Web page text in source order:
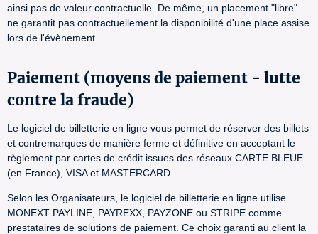
ainsi pas de valeur contractuelle. De même, un placement "libre"
ne garantit pas contractuellement la disponibilité d'une place assise
lors de l'évènement.
Paiement (moyens de paiement - lutte
contre la fraude)
Le logiciel de billetterie en ligne vous permet de réserver des billets
et contremarques de manière ferme et définitive en acceptant le
règlement par cartes de crédit issues des réseaux CARTE BLEUE
(en France), VISA et MASTERCARD.
Selon les Organisateurs, le logiciel de billetterie en ligne utilise
MONEXT PAYLINE, PAYREXX, PAYZONE ou STRIPE comme
prestataires de solutions de paiement. Ce choix garanti au client la